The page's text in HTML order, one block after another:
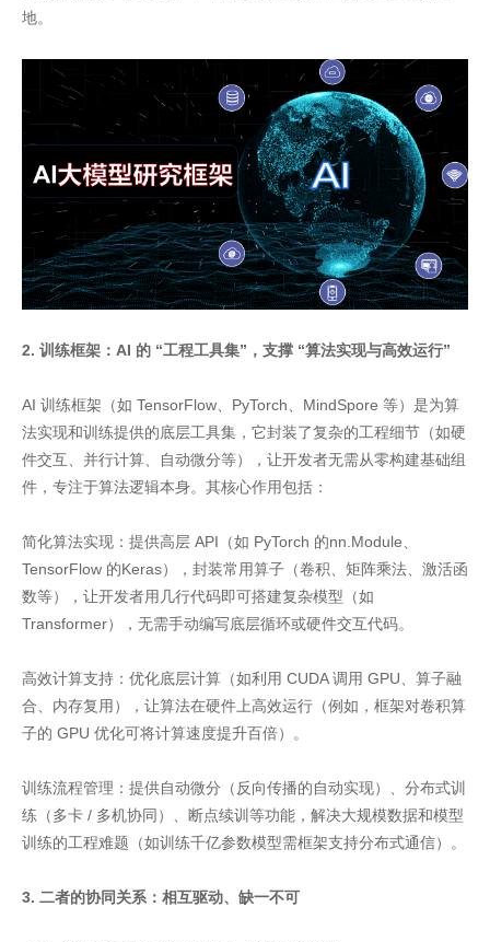
地。
2. 训练框架：AI 的 “工程工具集”，支撑 “算法实现与高效运行”
AI 训练框架（如 TensorFlow、PyTorch、MindSpore 等）是为算
法实现和训练提供的底层工具集，它封装了复杂的工程细节（如硬
件交互、并行计算、自动微分等），让开发者无需从零构建基础组
件，专注于算法逻辑本身。其核心作用包括：
简化算法实现：提供高层 API（如 PyTorch 的nn.Module、
TensorFlow 的Keras），封装常用算子（卷积、矩阵乘法、激活函
数等），让开发者用几行代码即可搭建复杂模型（如
Transformer），无需手动编写底层循环或硬件交互代码。
高效计算支持：优化底层计算（如利用 CUDA 调用 GPU、算子融
合、内存复用），让算法在硬件上高效运行（例如，框架对卷积算
子的 GPU 优化可将计算速度提升百倍）。
训练流程管理：提供自动微分（反向传播的自动实现）、分布式训
练（多卡 / 多机协同）、断点续训等功能，解决大规模数据和模型
训练的工程难题（如训练千亿参数模型需框架支持分布式通信）。
3. 二者的协同关系：相互驱动、缺一不可